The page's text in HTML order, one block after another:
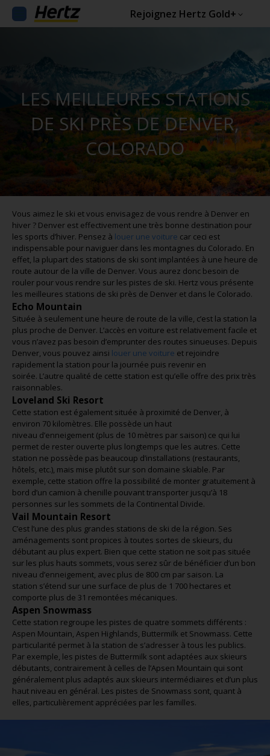
Rejoignez Hertz Gold+
LES MEILLEURES STATIONS
DE SKI PRÈS DE DENVER,
COLORADO
Vous aimez le ski et vous envisagez de vous rendre à Denver en
hiver ? Denver est effectivement une très bonne destination pour
les sports d’hiver. Pensez à louer une voiture car ceci est
indispensable pour naviguer dans les montagnes du Colorado. En
effet, la plupart des stations de ski sont implantées à une heure de
route autour de la ville de Denver. Vous aurez donc besoin de
rouler pour vous rendre sur les pistes de ski. Hertz vous présente
les meilleures stations de ski près de Denver et dans le Colorado.
Echo Mountain
Située à seulement une heure de route de la ville, c’est la station la
plus proche de Denver. L’accès en voiture est relativement facile et
vous n’avez pas besoin d’emprunter des routes sinueuses. Depuis
Denver, vous pouvez ainsi louer une voiture et rejoindre
rapidement la station pour la journée puis revenir en
soirée. L’autre qualité de cette station est qu’elle offre des prix très
raisonnables.
Loveland Ski Resort
Cette station est également située à proximité de Denver, à
environ 70 kilomètres. Elle possède un haut
niveau d’enneigement (plus de 10 mètres par saison) ce qui lui
permet de rester ouverte plus longtemps que les autres. Cette
station ne possède pas beaucoup d’installations (restaurants,
hôtels, etc.), mais mise plutôt sur son domaine skiable. Par
exemple, cette station offre la possibilité de monter gratuitement à
bord d’un camion à chenille pouvant transporter jusqu’à 18
personnes sur les sommets de la Continental Divide.
Vail Mountain Resort
C’est l’une des plus grandes stations de ski de la région. Ses
aménagements sont propices à toutes sortes de skieurs, du
débutant au plus expert. Bien que cette station ne soit pas située
sur les plus hauts sommets, vous serez sûr de bénéficier d’un bon
niveau d’enneigement, avec plus de 800 cm par saison. La
station s’étend sur une surface de plus de 1 700 hectares et
comporte plus de 31 remontées mécaniques.
Aspen Snowmass
Cette station regroupe les pistes de quatre sommets différents :
Aspen Mountain, Aspen Highlands, Buttermilk et Snowmass. Cette
particularité permet à la station de s’adresser à tous les publics.
Par exemple, les pistes de Buttermilk sont adaptées aux skieurs
débutants, contrairement à celles de l’Apsen Mountain qui sont
généralement plus adaptés aux skieurs intermédiaires et d’un plus
haut niveau en général. Les pistes de Snowmass sont, quant à
elles, particulièrement appréciées par les familles.